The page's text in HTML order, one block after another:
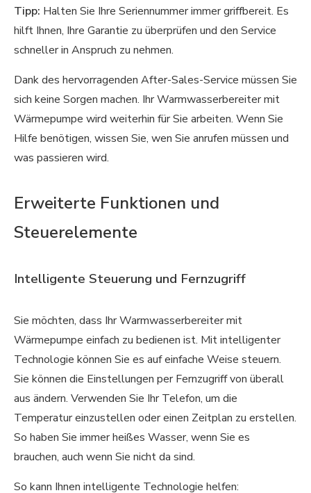
Tipp: Halten Sie Ihre Seriennummer immer griffbereit. Es
hilft Ihnen, Ihre Garantie zu überprüfen und den Service
schneller in Anspruch zu nehmen.
Dank des hervorragenden After-Sales-Service müssen Sie
sich keine Sorgen machen. Ihr Warmwasserbereiter mit
Wärmepumpe wird weiterhin für Sie arbeiten. Wenn Sie
Hilfe benötigen, wissen Sie, wen Sie anrufen müssen und
was passieren wird.
Erweiterte Funktionen und
Steuerelemente
Intelligente Steuerung und Fernzugriff
Sie möchten, dass Ihr Warmwasserbereiter mit
Wärmepumpe einfach zu bedienen ist. Mit intelligenter
Technologie können Sie es auf einfache Weise steuern.
Sie können die Einstellungen per Fernzugriff von überall
aus ändern. Verwenden Sie Ihr Telefon, um die
Temperatur einzustellen oder einen Zeitplan zu erstellen.
So haben Sie immer heißes Wasser, wenn Sie es
brauchen, auch wenn Sie nicht da sind.
So kann Ihnen intelligente Technologie helfen: